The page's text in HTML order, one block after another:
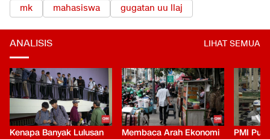
mk mahasiswa gugatan uu llaj
ANALISIS LIHAT SEMUA
Kenapa Banyak Lulusan
Membaca Arah Ekonomi
PMI